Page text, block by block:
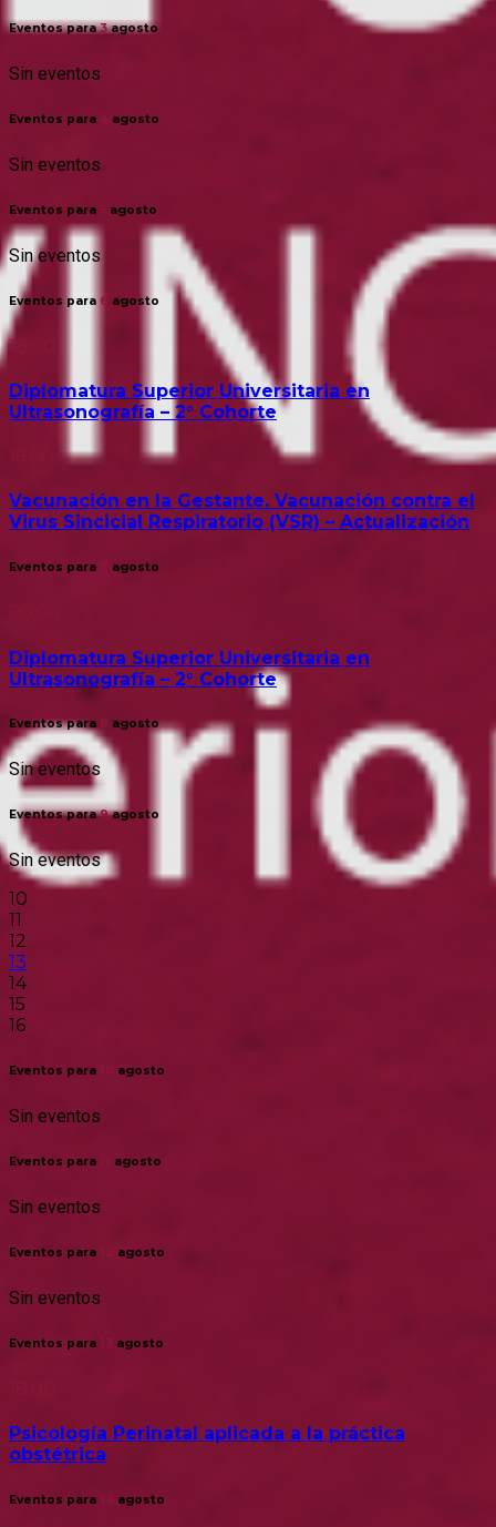
Eventos para3agosto
Sin eventos
Eventos para agosto
Sin eventos
Eventos para agosto
Sin eventos
Eventos para 6 agosto
18:00
Diplomatura Superior Universitaria en
Ultrasonografía – 2° Cohorte
Vacunación en la Gestante. Vacunación contra el
Virus Sincicial Respiratorio (VSR) – Actualización
Eventos para agosto
Diplomatura Superior Universitaria en
Ultrasonografía – 2° Cohorte
Eventos para agosto
Sin eventos
Eventos para9agosto
Sin eventos
10
11
12
13
14
15
16
Eventos para agosto
Sin eventos
Eventos para agosto
Sin eventos
Eventos para agosto
Sin eventos
Eventos para agosto
Psicología Perinatal aplicada a la práctica
obstétrica
Eventos para agosto